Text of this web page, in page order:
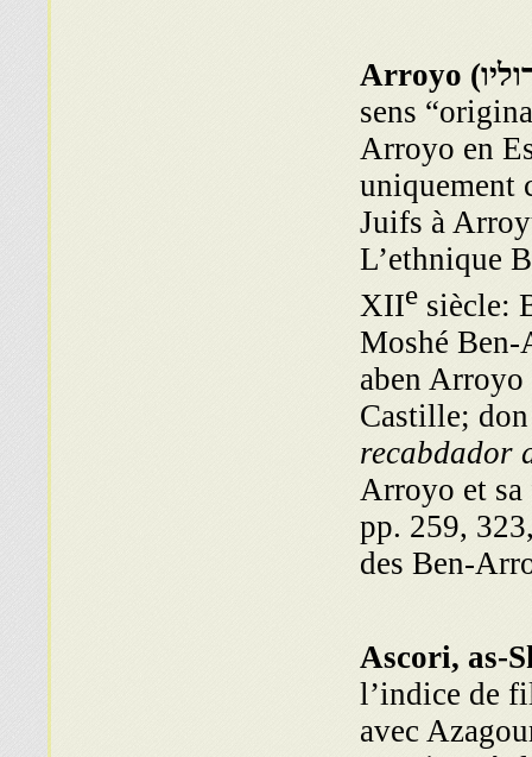
Arroyo (
sens
Arroyo en
uniquement
Juifs à
L’ethnique
XIIe siècle:
Moshé Ben-
aben
Castille;
recabdador
Arroyo et sa
pp. 259,
des Ben-
Ascori, as-
l’indice de
avec